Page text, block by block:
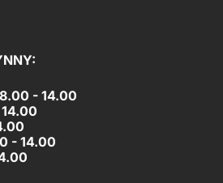
- 14.00
- 14.00